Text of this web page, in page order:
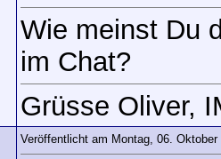
Wie meinst Du
im Chat?
Grüsse Oliver,
Veröffentlicht am Montag, 06.